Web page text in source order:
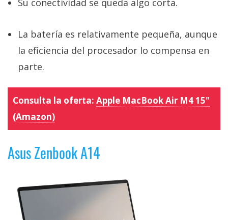
Su conectividad se queda algo corta.
La batería es relativamente pequeña, aunque
la eficiencia del procesador lo compensa en
parte.
Consulta la oferta: Apple MacBook Air M4 15"
(Amazon)
Asus Zenbook A14